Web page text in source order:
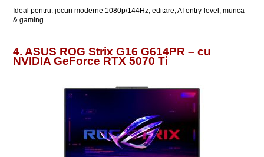
Ideal pentru: jocuri moderne 1080p/144Hz, editare, AI entry-level, munca
& gaming.
4. ASUS ROG Strix G16 G614PR – cu
NVIDIA GeForce RTX 5070 Ti